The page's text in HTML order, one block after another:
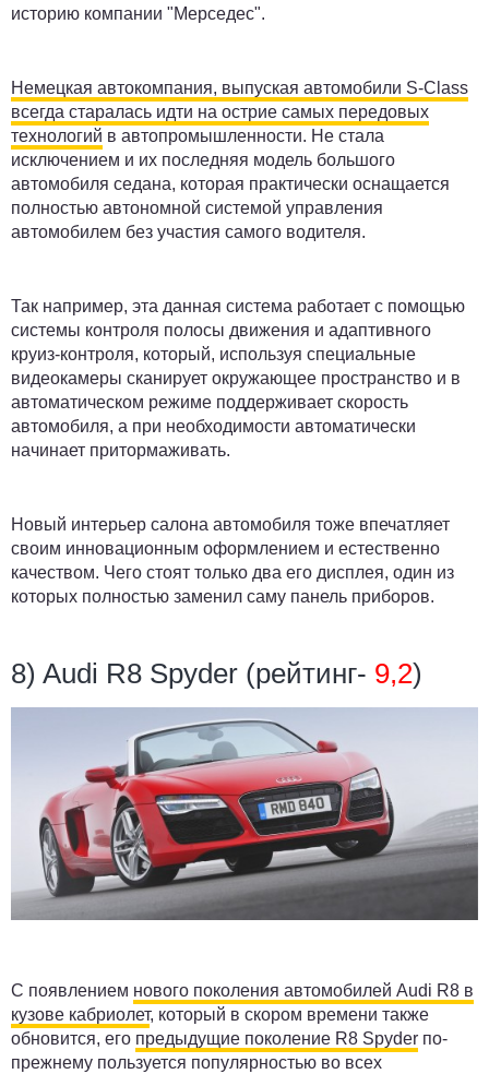
историю компании "Мерседес".
Немецкая автокомпания, выпуская автомобили S-Class
всегда старалась идти на острие самых передовых
технологий в автопромышленности. Не стала
исключением и их последняя модель большого
автомобиля седана, которая практически оснащается
полностью автономной системой управления
автомобилем без участия самого водителя.
Так например, эта данная система работает с помощью
системы контроля полосы движения и адаптивного
круиз-контроля, который, используя специальные
видеокамеры сканирует окружающее пространство и в
автоматическом режиме поддерживает скорость
автомобиля, а при необходимости автоматически
начинает притормаживать.
Новый интерьер салона автомобиля тоже впечатляет
своим инновационным оформлением и естественно
качеством. Чего стоят только два его дисплея, один из
которых полностью заменил саму панель приборов.
8) Audi R8 Spyder (рейтинг- 9,2)
С появлением нового поколения автомобилей Audi R8 в
кузове кабриолет, который в скором времени также
обновится, его предыдущие поколение R8 Spyder по-
прежнему пользуется популярностью во всех